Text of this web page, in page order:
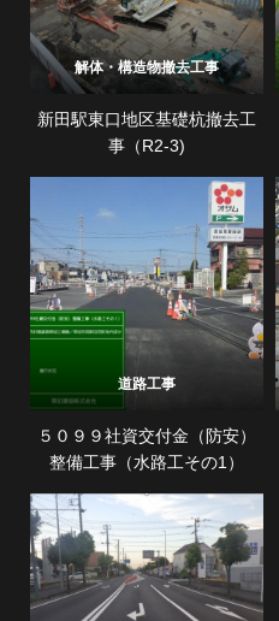
解体・構造物撤去工事
新田駅東口地区基礎杭撤去工
事（R2-3)
道路工事
５０９９社資交付金（防安）
整備工事（水路工その1）